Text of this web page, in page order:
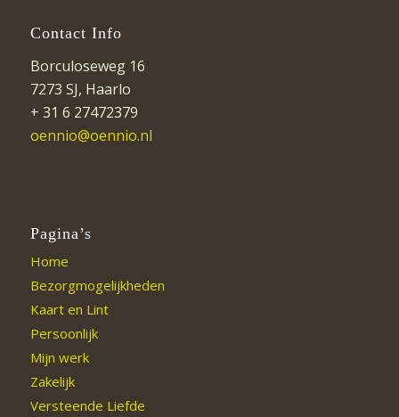
Contact Info
Borculoseweg 16
7273 SJ, Haarlo
+ 31 6 27472379
oennio@oennio.nl
Pagina’s
Home
Bezorgmogelijkheden
Kaart en Lint
Persoonlijk
Mijn werk
Zakelijk
Versteende Liefde